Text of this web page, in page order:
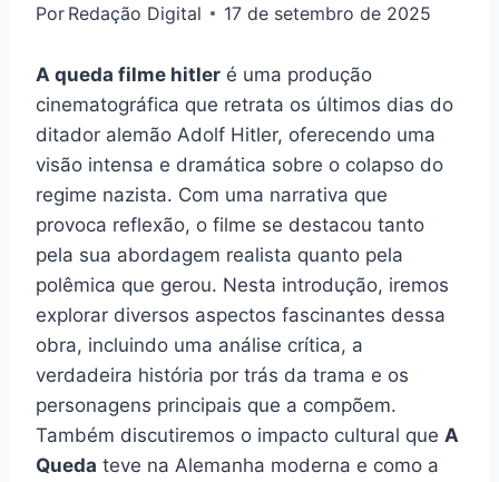
Por Redação Digital 17 de setembro de 2025
A queda filme hitler é uma produção
cinematográfica que retrata os últimos dias do
ditador alemão Adolf Hitler, oferecendo uma
visão intensa e dramática sobre o colapso do
regime nazista. Com uma narrativa que
provoca reflexão, o filme se destacou tanto
pela sua abordagem realista quanto pela
polêmica que gerou. Nesta introdução, iremos
explorar diversos aspectos fascinantes dessa
obra, incluindo uma análise crítica, a
verdadeira história por trás da trama e os
personagens principais que a compõem.
Também discutiremos o impacto cultural que A
Queda teve na Alemanha moderna e como a